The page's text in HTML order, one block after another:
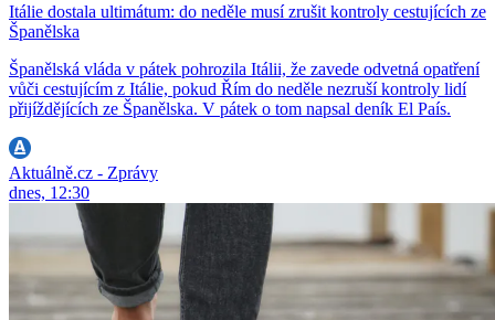
Itálie dostala ultimátum: do neděle musí zrušit kontroly cestujících ze
Španělska
Španělská vláda v pátek pohrozila Itálii, že zavede odvetná opatření
vůči cestujícím z Itálie, pokud Řím do neděle nezruší kontroly lidí
přijíždějících ze Španělska. V pátek o tom napsal deník El País.
Aktuálně.cz - Zprávy
dnes, 12:30